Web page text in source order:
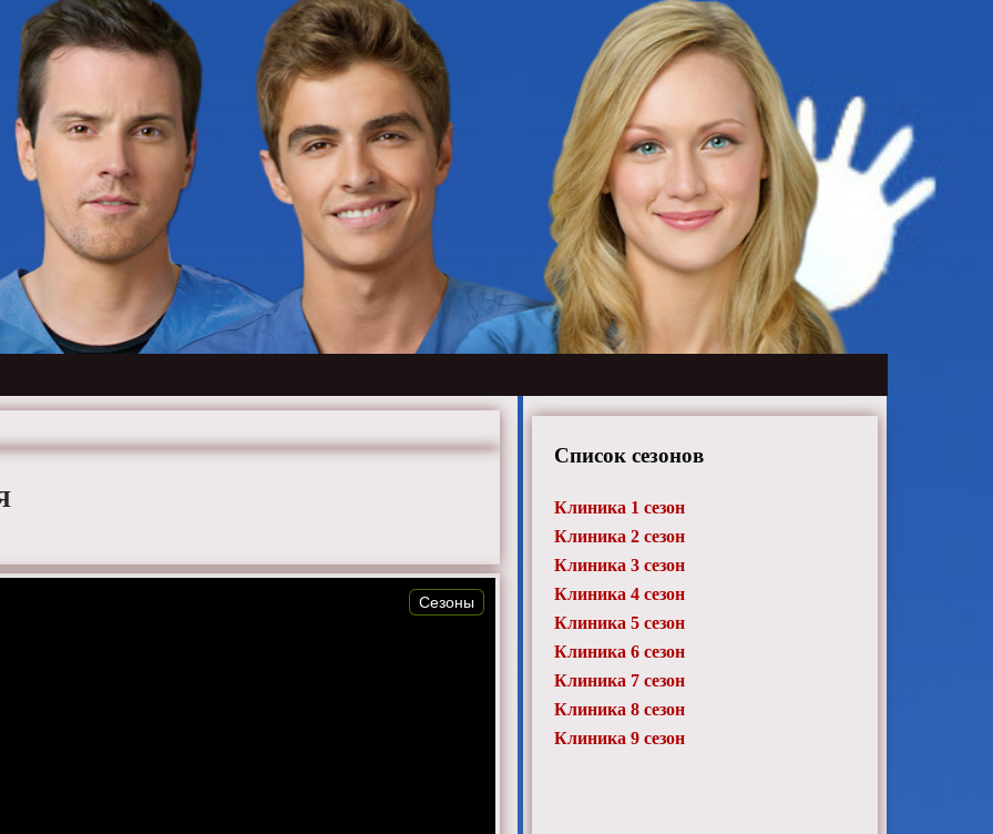
Сезоны
Список сезонов
Клиника 1 сезон
Клиника 2 сезон
Клиника 3 сезон
Клиника 4 сезон
Клиника 5 сезон
Клиника 6 сезон
Клиника 7 сезон
Клиника 8 сезон
Клиника 9 сезон